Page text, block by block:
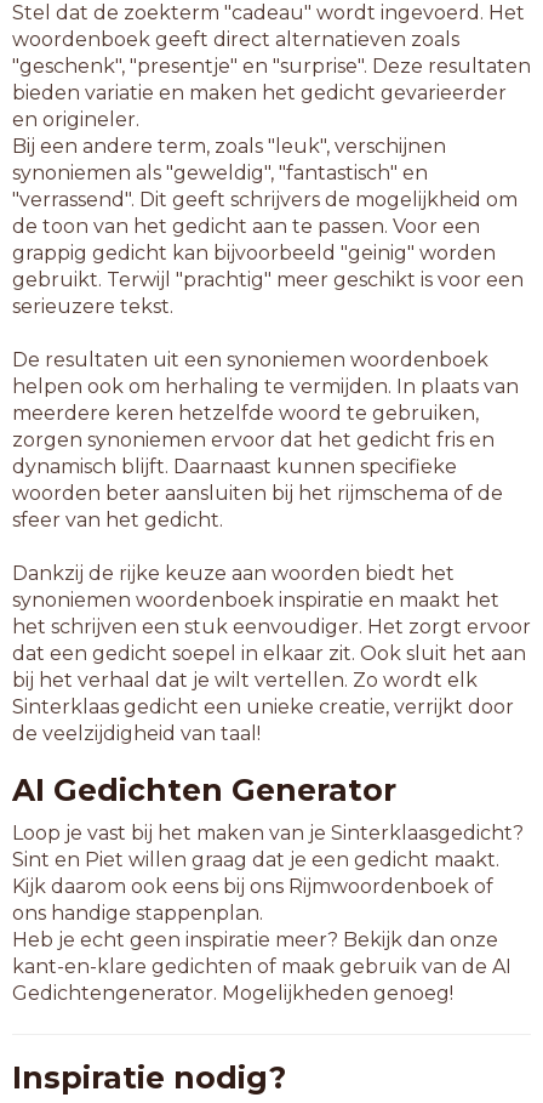
Stel dat de zoekterm "cadeau" wordt ingevoerd. Het
woordenboek geeft direct alternatieven zoals
"geschenk", "presentje" en "surprise". Deze resultaten
bieden variatie en maken het gedicht gevarieerder
en origineler.
Bij een andere term, zoals "leuk", verschijnen
synoniemen als "geweldig", "fantastisch" en
"verrassend". Dit geeft schrijvers de mogelijkheid om
de toon van het gedicht aan te passen. Voor een
grappig gedicht kan bijvoorbeeld "geinig" worden
gebruikt. Terwijl "prachtig" meer geschikt is voor een
serieuzere tekst.
De resultaten uit een synoniemen woordenboek
helpen ook om herhaling te vermijden. In plaats van
meerdere keren hetzelfde woord te gebruiken,
zorgen synoniemen ervoor dat het gedicht fris en
dynamisch blijft. Daarnaast kunnen specifieke
woorden beter aansluiten bij het rijmschema of de
sfeer van het gedicht.
Dankzij de rijke keuze aan woorden biedt het
synoniemen woordenboek inspiratie en maakt het
het schrijven een stuk eenvoudiger. Het zorgt ervoor
dat een gedicht soepel in elkaar zit. Ook sluit het aan
bij het verhaal dat je wilt vertellen. Zo wordt elk
Sinterklaas gedicht een unieke creatie, verrijkt door
de veelzijdigheid van taal!
AI Gedichten Generator
Loop je vast bij het maken van je Sinterklaasgedicht?
Sint en Piet willen graag dat je een gedicht maakt.
Kijk daarom ook eens bij ons Rijmwoordenboek of
ons handige stappenplan.
Heb je echt geen inspiratie meer? Bekijk dan onze
kant-en-klare gedichten of maak gebruik van de AI
Gedichtengenerator. Mogelijkheden genoeg!
Inspiratie nodig?